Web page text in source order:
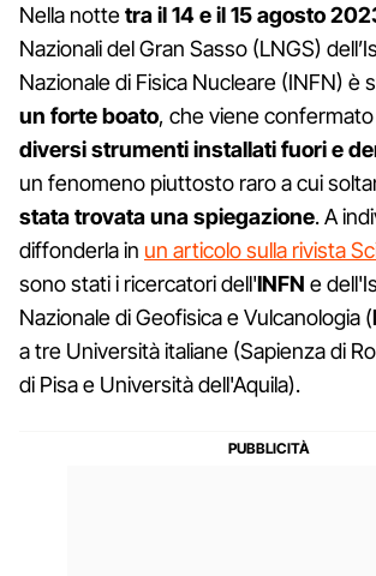
Nella nottetra il 14 e il 15 agosto
Nazionali del Gran Sasso (LNGS)
Nazionale di Fisica Nucleare (INFN) è
un forte boato, che viene
diversi strumenti installati fuori e
un fenomeno piuttosto raro a cui
stata trovata una spiegazione. A
diffonderla in un articolo sulla rivista
sono stati i ricercatori dell'INFN e
Nazionale di Geofisica e Vulcanologia (
a tre Università italiane (Sapienza di
di Pisa e Università dell'Aquila).